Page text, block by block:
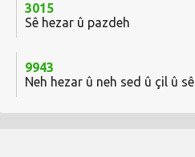
3015
Sê hezar û pazdeh
9943
Neh hezar û neh sed û çil û sê